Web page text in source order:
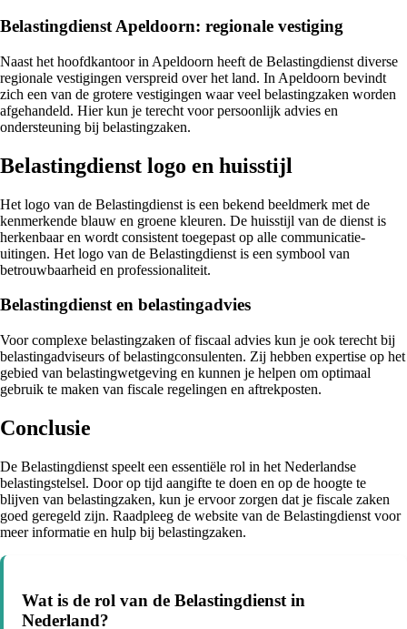
Belastingdienst Apeldoorn: regionale vestiging
Naast het hoofdkantoor in Apeldoorn heeft de Belastingdienst diverse
regionale vestigingen verspreid over het land. In Apeldoorn bevindt
zich een van de grotere vestigingen waar veel belastingzaken worden
afgehandeld. Hier kun je terecht voor persoonlijk advies en
ondersteuning bij belastingzaken.
Belastingdienst logo en huisstijl
Het logo van de Belastingdienst is een bekend beeldmerk met de
kenmerkende blauw en groene kleuren. De huisstijl van de dienst is
herkenbaar en wordt consistent toegepast op alle communicatie-
uitingen. Het logo van de Belastingdienst is een symbool van
betrouwbaarheid en professionaliteit.
Belastingdienst en belastingadvies
Voor complexe belastingzaken of fiscaal advies kun je ook terecht bij
belastingadviseurs of belastingconsulenten. Zij hebben expertise op het
gebied van belastingwetgeving en kunnen je helpen om optimaal
gebruik te maken van fiscale regelingen en aftrekposten.
Conclusie
De Belastingdienst speelt een essentiële rol in het Nederlandse
belastingstelsel. Door op tijd aangifte te doen en op de hoogte te
blijven van belastingzaken, kun je ervoor zorgen dat je fiscale zaken
goed geregeld zijn. Raadpleeg de website van de Belastingdienst voor
meer informatie en hulp bij belastingzaken.
Wat is de rol van de Belastingdienst in
Nederland?